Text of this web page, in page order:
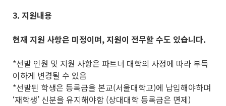
3. 지원내용
현재 지원 사항은 미정이며, 지원이 전무할 수도 있습니다.
*선발 인원 및 지원 사항은 파트너 대학의 사정에 따라 부득
이하게 변경될 수 있음
*선발된 학생은 등록금을 본교(서울대학교)에 납입해야하며
‘재학생’ 신분을 유지해야함 (상대대학 등록금은 면제)